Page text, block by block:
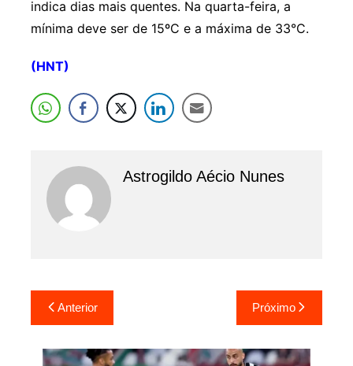
indica dias mais quentes. Na quarta-feira, a
mínima deve ser de 15ºC e a máxima de 33°C.
(HNT)
Astrogildo Aécio Nunes
Navegação
de
Post
Anterior Próximo